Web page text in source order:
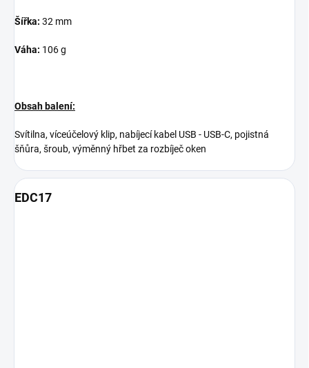
Šířka: 32 mm
Váha: 106 g
Obsah balení:
Svítilna, víceúčelový klip, nabíjecí kabel USB - USB-C, pojistná
šňůra, šroub, výměnný hřbet za rozbíječ oken
EDC17